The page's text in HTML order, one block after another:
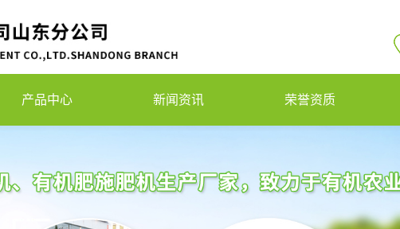
产品中心 新闻资讯 荣誉资质